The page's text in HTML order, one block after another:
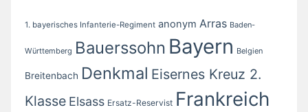
1. bayerisches Infanterie-Regiment anonym Arras Baden-
Württemberg Bauerssohn Bayern Belgien
Breitenbach Denkmal Eisernes Kreuz 2.
Klasse Elsass Ersatz-Reservist Frankreich